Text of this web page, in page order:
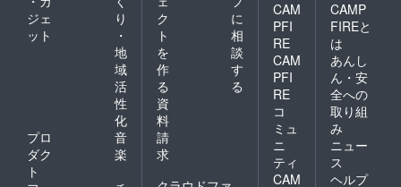
ジェ
ット
り
・
地
域
活
性
化
プロ
ダク
ト
音
楽
ク
ト
を
作
る
に
相
談
す
る
資
料
請
求
CAM
PFI
RE
CAM
PFI
RE
コ
ミュ
ニ
ティ
CAM
CAMP
FIREと
は
あんし
ん・安
全への
取り組
み
ニュー
ス
ヘルプ